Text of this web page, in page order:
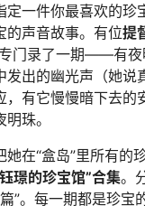
定一件你最喜欢的珍
的声音故事。有位提
门录了一期——有夜
发出的幽光声（她说
，有它慢慢暗下去的
珠。
在“盒岛”里所有的
璟的珍宝馆”合集。
”。每一期都是珍宝